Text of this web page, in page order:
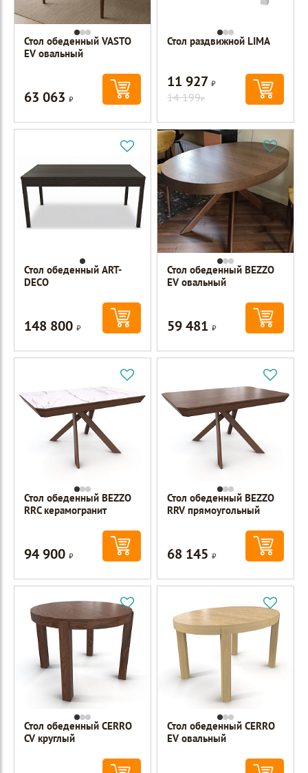
Стол обеденный VASTO
EV овальный
63 063Р
Стол раздвижной LIMA
11 927Р
14 199Р
Стол обеденный ART-
DECO
148 800Р
Стол обеденный BEZZO
EV овальный
59 481Р
Стол обеденный BEZZO
RRС керамогранит
94 900Р
Стол обеденный BEZZO
RRV прямоугольный
68 145Р
Стол обеденный CERRO
CV круглый
Стол обеденный CERRO
EV овальный